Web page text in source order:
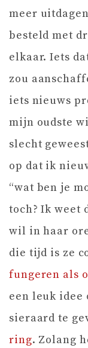
meer
besteld met
elkaar. Iets
zou
iets nieuws
mijn oudste
slecht
op dat ik
“wat ben je
toch? Ik weet
wil in haar
die tijd is ze
fungeren als
een leuk idee
sieraard te
ring. Zolang